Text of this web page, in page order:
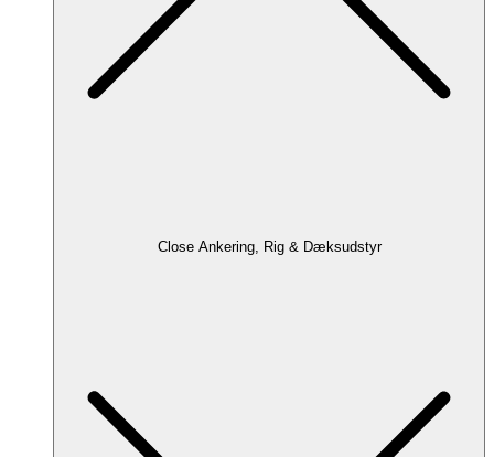
Close Ankering, Rig & Dæksudstyr